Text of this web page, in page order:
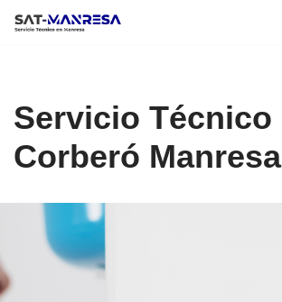
Servicio Técnico
Corberó Manresa